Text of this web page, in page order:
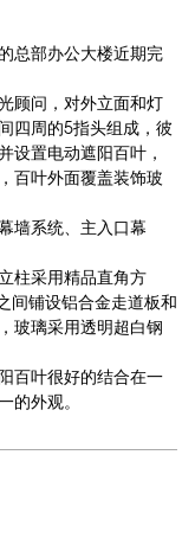
总部办公大楼近期完
顾问，对外立面和灯
四周的5指头组成，彼
设置电动遮阳百叶，
百叶外面覆盖装饰玻
墙系统、主入口幕
柱采用精品直角方
间铺设铝合金走道板和
玻璃采用透明超白钢
百叶很好的结合在一
的外观。